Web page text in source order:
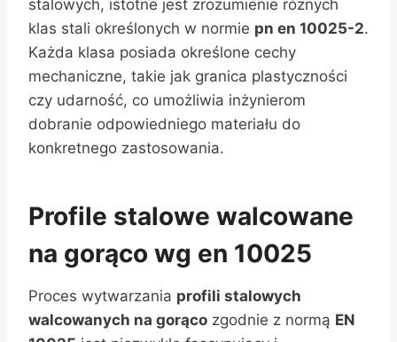
stalowych, istotne jest zrozumienie różnych
klas stali określonych w normie pn en 10025-2.
Każda klasa posiada określone cechy
mechaniczne, takie jak granica plastyczności
czy udarność, co umożliwia inżynierom
dobranie odpowiedniego materiału do
konkretnego zastosowania.
Profile stalowe walcowane
na gorąco wg en 10025
Proces wytwarzania profili stalowych
walcowanych na gorąco zgodnie z normą EN